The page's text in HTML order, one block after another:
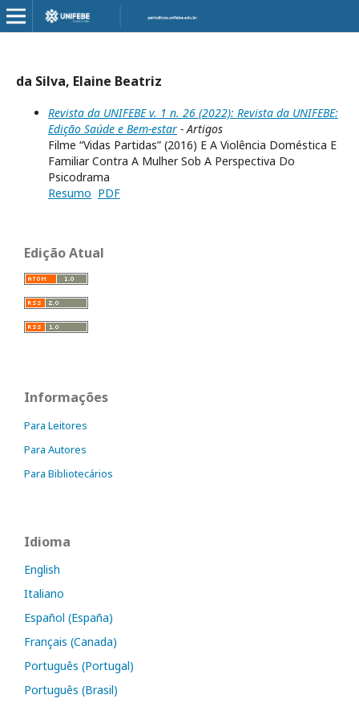
da Silva, Elaine Beatriz
Revista da UNIFEBE v. 1 n. 26 (2022): Revista da UNIFEBE:
Edição Saúde e Bem-estar - Artigos
Filme “Vidas Partidas” (2016) E A Violência Doméstica E
Familiar Contra A Mulher Sob A Perspectiva Do
Psicodrama
Resumo PDF
Edição Atual
Informações
Para Leitores
Para Autores
Para Bibliotecários
Idioma
English
Italiano
Español (España)
Français (Canada)
Português (Portugal)
Português (Brasil)